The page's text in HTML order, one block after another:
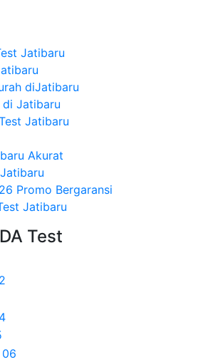
Jatibaru
diJatibaru
di Jatibaru
Jatibaru
Akurat
Promo Bergaransi
Jatibaru
Test